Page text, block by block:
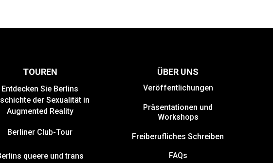
TOUREN
Entdecken Sie Berlins
der Sexualität in
Augmented Reality
Berliner Club-Tour
queere und trans
ÜBER UNS
Veröffentlichungen
Präsentationen und
Workshops
Freiberufliches Schreiben
FAQs